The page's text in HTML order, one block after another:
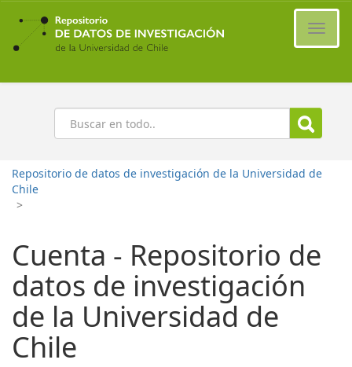
Ir
contenido
principal
Buscar
Repositorio de datos de investigación de la Universidad de
Chile
>
Cuenta - Repositorio de
datos de investigación
de la Universidad de
Chile